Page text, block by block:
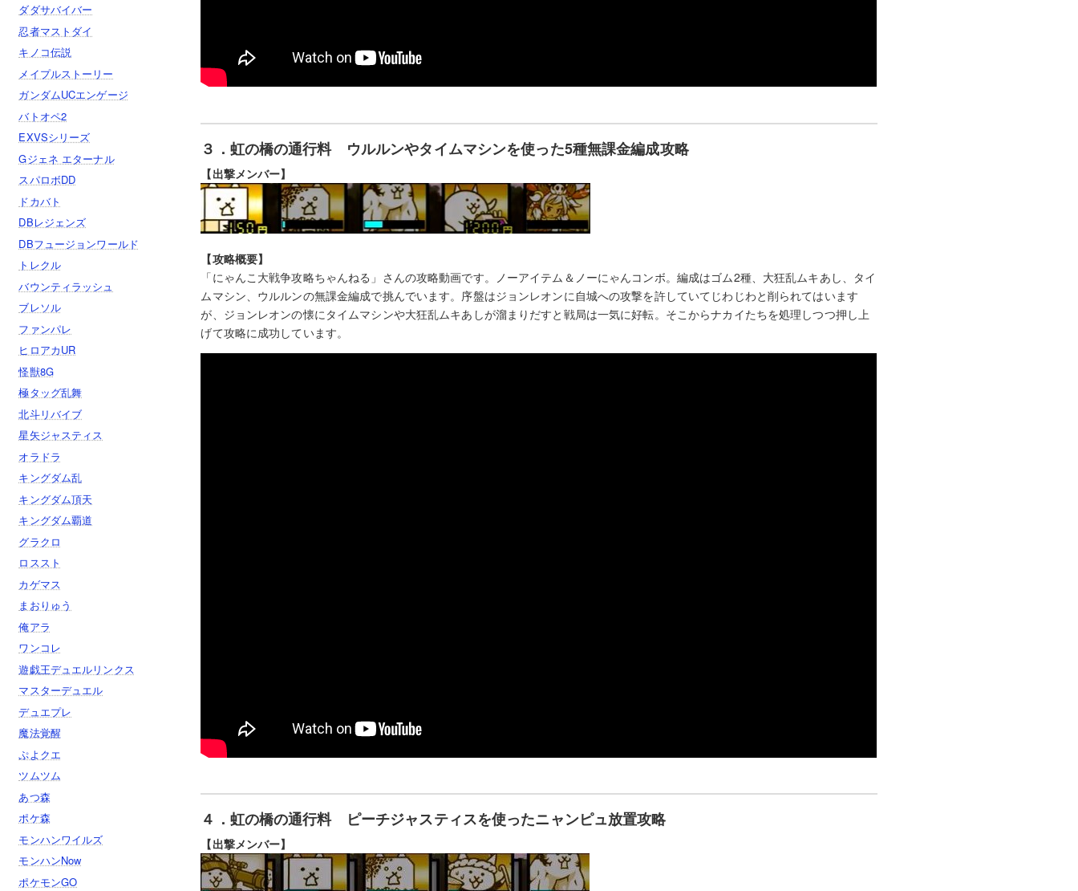
ダダサバイバー
忍者マストダイ
キノコ伝説
メイプルストーリー
ガンダムUCエンゲージ
バトオペ2
EXVSシリーズ
Gジェネ エターナル
スパロボDD
ドカバト
DBレジェンズ
DBフュージョンワールド
トレクル
バウンティラッシュ
ブレソル
ファンパレ
ヒロアカUR
怪獣8G
極タッグ乱舞
北斗リバイブ
星矢ジャスティス
オラドラ
キングダム乱
キングダム頂天
キングダム覇道
グラクロ
ロススト
カゲマス
まおりゅう
俺アラ
ワンコレ
遊戯王デュエルリンクス
マスターデュエル
デュエプレ
魔法覚醒
ぷよクエ
ツムツム
あつ森
ポケ森
モンハンワイルズ
モンハンNow
ポケモンGO
３．虹の橋の通行料 ウルルンやタイムマシンを使った5種無課金編成攻略
【出撃メンバー】
【攻略概要】
「にゃんこ大戦争攻略ちゃんねる」さんの攻略動画です。ノーアイテム＆ノーにゃんコンボ。編成はゴム2種、大狂乱ムキあし、タイ
ムマシン、ウルルンの無課金編成で挑んでいます。序盤はジョンレオンに自城への攻撃を許していてじわじわと削られてはいます
が、ジョンレオンの懐にタイムマシンや大狂乱ムキあしが溜まりだすと戦局は一気に好転。そこからナカイたちを処理しつつ押し上
げて攻略に成功しています。
４．虹の橋の通行料 ピーチジャスティスを使ったニャンピュ放置攻略
【出撃メンバー】